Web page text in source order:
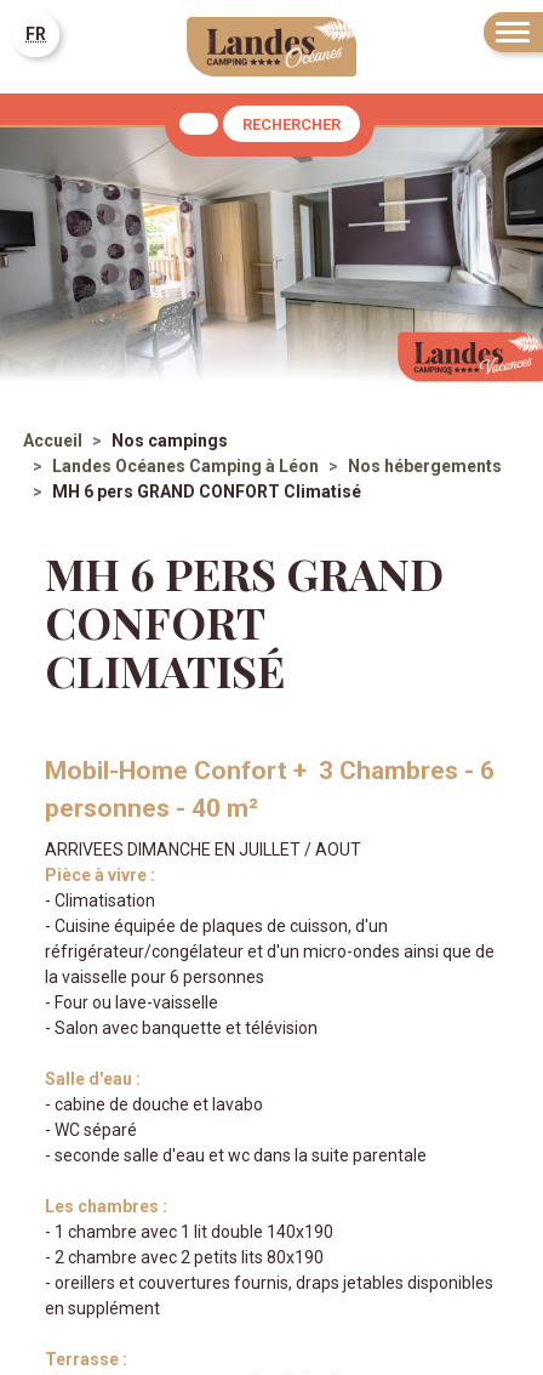
FR
RECHERCHER
Accueil
Nos campings
Landes Océanes Camping à Léon
Nos hébergements
MH 6 pers GRAND CONFORT Climatisé
MH 6 PERS GRAND
CONFORT
CLIMATISÉ
Mobil-Home Confort + 3 Chambres - 6
personnes - 40 m²
ARRIVEES DIMANCHE EN JUILLET / AOUT
Pièce à vivre :
- Climatisation
- Cuisine équipée de plaques de cuisson, d'un
réfrigérateur/congélateur et d'un micro-ondes ainsi que de
la vaisselle pour 6 personnes
- Four ou lave-vaisselle
- Salon avec banquette et télévision
Salle d'eau :
- cabine de douche et lavabo
- WC séparé
- seconde salle d'eau et wc dans la suite parentale
Les chambres :
- 1 chambre avec 1 lit double 140x190
- 2 chambre avec 2 petits lits 80x190
- oreillers et couvertures fournis, draps jetables disponibles
en supplément
Terrasse :